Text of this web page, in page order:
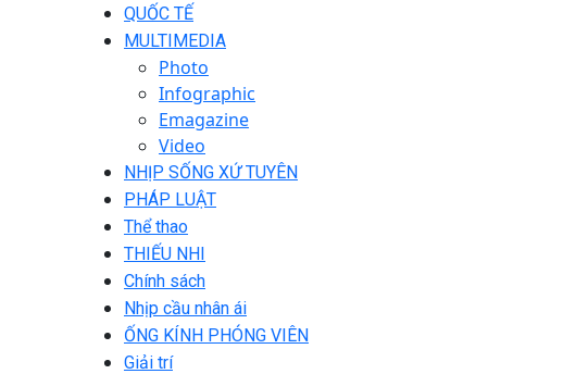
QUỐC TẾ
MULTIMEDIA
Photo
Infographic
Emagazine
Video
NHỊP SỐNG XỨ TUYÊN
PHÁP LUẬT
Thể thao
THIẾU NHI
Chính sách
Nhịp cầu nhân ái
ỐNG KÍNH PHÓNG VIÊN
Giải trí